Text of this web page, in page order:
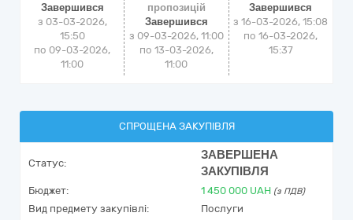
Завершився
з 03-03-2026,
15:50
по 09-03-2026,
11:00
пропозицій
Завершився
з 09-03-2026, 11:00
по 13-03-2026,
11:00
Завершився
з16-03-2026, 15:08
по16-03-2026,
15:37
СПРОЩЕНА ЗАКУПІВЛЯ
Статус:
ЗАВЕРШЕНА
ЗАКУПІВЛЯ
Бюджет: 1 450 000 UAH (з ПДВ)
Вид предмету закупівлі:
Послуги